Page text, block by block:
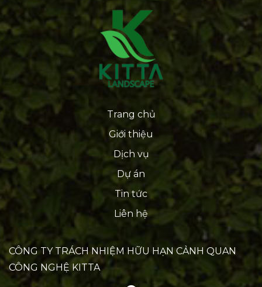
Trang chủ
Giới thiệu
Dịch vụ
Dự án
Tin tức
Liên hệ
CÔNG TY TRÁCH NHIỆM HỮU HẠN CẢNH QUAN
CÔNG NGHỆ KITTA